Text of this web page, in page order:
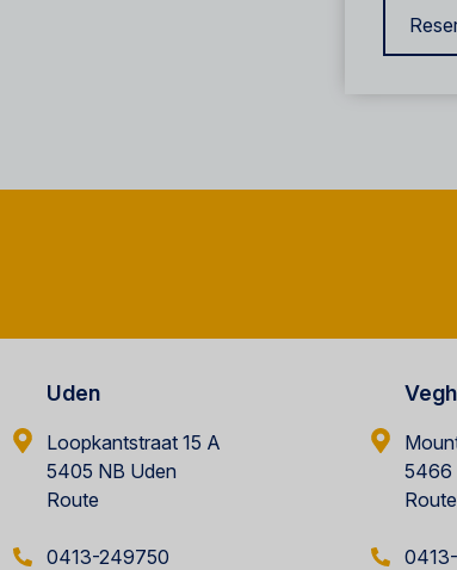
Uden
Loopkantstraat 15 A
5405 NB Uden
Route
0413-249750
5466
Route